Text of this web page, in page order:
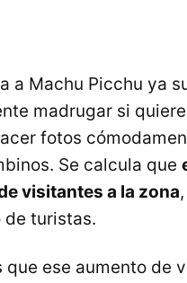
a Machu Picchu ya
madrugar si
fotos
Se calcula que
visitantes a la zona
de turistas.
que ese aumento de